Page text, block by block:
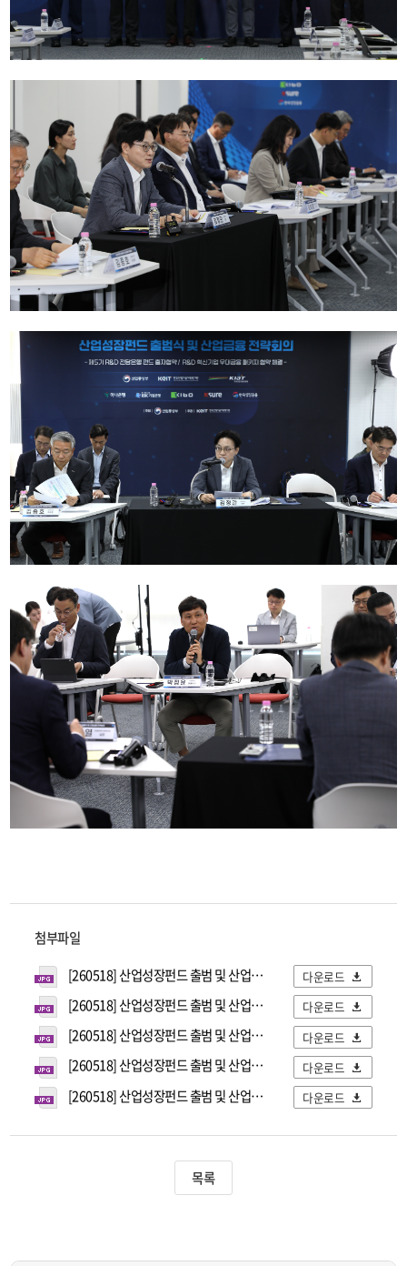
첨부파일
[260518] 산업성장펀드 출범 및 산업금융 전략회의 (1).JPG
다운로드
[260518] 산업성장펀드 출범 및 산업금융 전략회의 (2).JPG 다운로드
[260518] 산업성장펀드 출범 및 산업금융 전략회의 (3).JPG 다운로드
[260518] 산업성장펀드 출범 및 산업금융 전략회의 (4).JPG 다운로드
[260518] 산업성장펀드 출범 및 산업금융 전략회의 (5).JPG 다운로드
목록